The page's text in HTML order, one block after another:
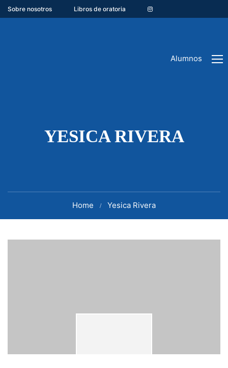
Sobre nosotros Libros de oratoria
Alumnos
YESICA RIVERA
Home Yesica Rivera